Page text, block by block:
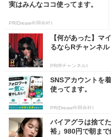
実はみんなココ使ってます。
PR(Dreaw合同会社)
【何があった】マ
るならRチャンネル
PR(Rチャンネル)
SNSアカウントを
使ってます。
PR(Dreaw合同会社)
バイアグラは捨て
裕」980円で朝まで